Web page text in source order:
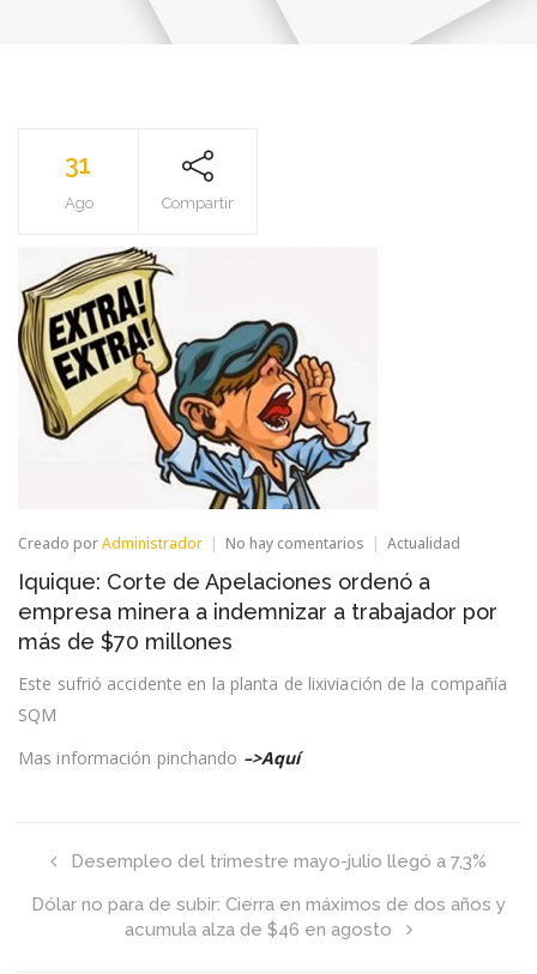
31
Ago Compartir
Creado porAdministrador No hay comentarios en
Corte
de
Apelaciones
empresa
$70
Actualidad
Iquique: Corte de Apelaciones ordenó a
empresa minera a indemnizar a trabajador por
más de $70 millones
Este sufrió accidente en la planta de lixiviación de la compañía
SQM
Mas información pinchando –>Aquí
Desempleo del trimestre mayo-julio llegó a 7,3%
Dólar no para de subir: Cierra en máximos de dos años y
acumula alza de $46 en agosto